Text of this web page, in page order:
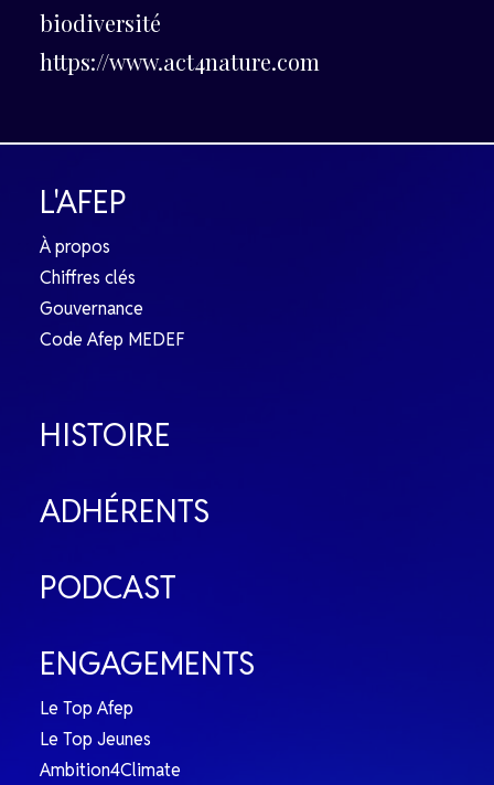
biodiversité
https://www.act4nature.com
L'AFEP
À propos
Chiffres clés
Gouvernance
Code Afep MEDEF
HISTOIRE
ADHÉRENTS
PODCAST
ENGAGEMENTS
Le Top Afep
Le Top Jeunes
Ambition4Climate